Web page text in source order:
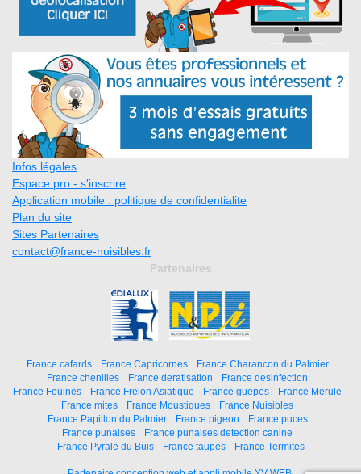
Infos légales
Espace pro - s'inscrire
Application mobile : politique de confidentialite
Plan du site
Sites Partenaires
contact@france-nuisibles.fr
Partenaires
France cafards France Capricornes
France Charancon du Palmier
France chenilles
France deratisation
France desinfection
France Fouines
France Frelon Asiatique France guepes
France Merule
France mites
France Moustiques
France Nuisibles
France Papillon du Palmier
France pigeon
France puces
France punaises
France punaises detection canine
France Pyrale du Buis
France taupes France Termites